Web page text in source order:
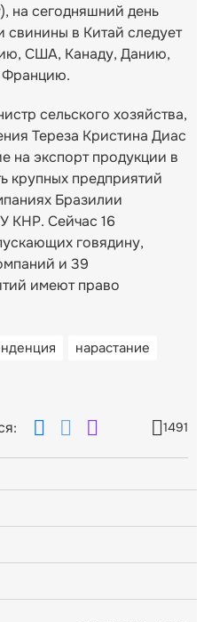
на сегодняшний день
в Китай следует
США, Канаду, Данию,
Францию.
сельского хозяйства,
Тереза Кристина Диас
на экспорт продукции в
крупных предприятий
Бразилии
КНР. Сейчас 16
говядину,
и 39
имеют право
нарастание
1491